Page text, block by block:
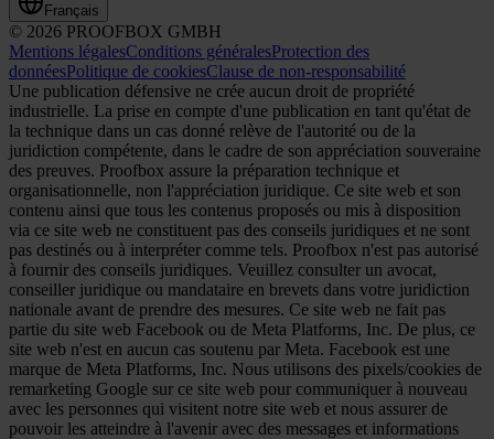
Français
© 2026 PROOFBOX GMBH
Mentions légalesConditions généralesProtection des
donnéesPolitique de cookiesClause de non-responsabilité
Une publication défensive ne crée aucun droit de propriété
industrielle. La prise en compte d'une publication en tant qu'état de
la technique dans un cas donné relève de l'autorité ou de la
juridiction compétente, dans le cadre de son appréciation souveraine
des preuves. Proofbox assure la préparation technique et
organisationnelle, non l'appréciation juridique. Ce site web et son
contenu ainsi que tous les contenus proposés ou mis à disposition
via ce site web ne constituent pas des conseils juridiques et ne sont
pas destinés ou à interpréter comme tels. Proofbox n'est pas autorisé
à fournir des conseils juridiques. Veuillez consulter un avocat,
conseiller juridique ou mandataire en brevets dans votre juridiction
nationale avant de prendre des mesures. Ce site web ne fait pas
partie du site web Facebook ou de Meta Platforms, Inc. De plus, ce
site web n'est en aucun cas soutenu par Meta. Facebook est une
marque de Meta Platforms, Inc. Nous utilisons des pixels/cookies de
remarketing Google sur ce site web pour communiquer à nouveau
avec les personnes qui visitent notre site web et nous assurer de
pouvoir les atteindre à l'avenir avec des messages et informations